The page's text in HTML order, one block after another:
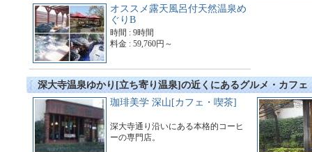
オススメ露天風呂付天然温泉め
ぐりB
時間 : 9時間
料金 : 59,760円～
深大寺温泉ゆかり[立ち寄り温泉]の近くにあるグルメ・カフェ
珈琲美学 深山[カフェ・喫茶]
深大寺通り沿いにある本格的コーヒ
ーの専門店。